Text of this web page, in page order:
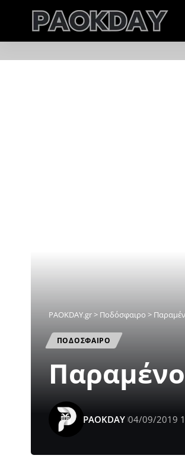
PAOKDAY.gr> Ποδόσφαιρο >
ΠΟΔΟΣΦΑΙΡΟ
PAOKDAY 04/09/2019